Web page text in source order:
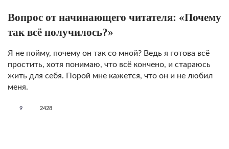
Вопрос от начинающего читателя: «Почему
так всё получилось?»
Я не пойму, почему он так со мной? Ведь я готова всё
простить, хотя понимаю, что всё кончено, и стараюсь
жить для себя. Порой мне кажется, что он и не любил
меня.
9 2428